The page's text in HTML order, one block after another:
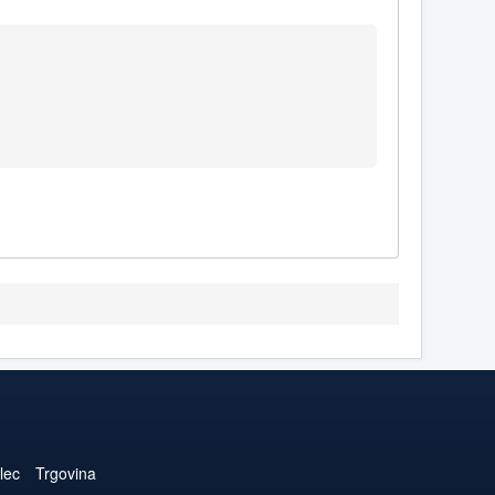
Trgovina